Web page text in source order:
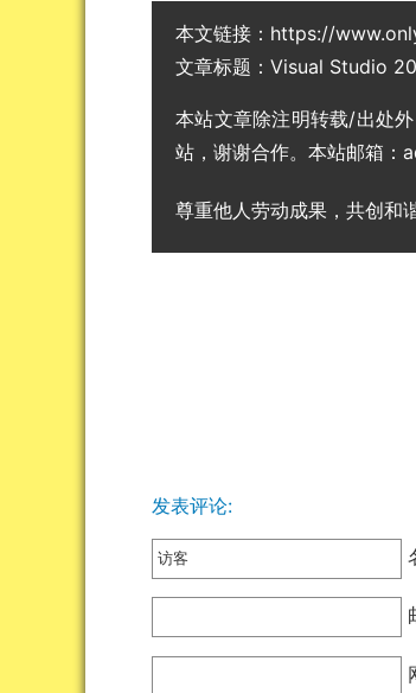
本文链接： https://
文章标题：Visual Studio
本站文章除注明转载/出处
站，谢谢合作。本站邮箱
尊重他人劳动成果，共创和
发表评论: